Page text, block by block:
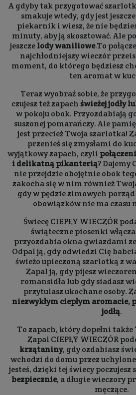
A gdyby tak przygotować
smakuje wtedy, gdy jest
piekarnik i wiesz, że nie
minuty, aby ją skosztować. Ale
jeszczelody waniliowe.To
najchłodniejszy wieczór
moment, do którego będziesz
ten aromat w
Teraz wyobraź sobie, że
czujesz też zapachświeżej jodły
w pokoju obok. Przyozdabiają
suszonej pomarańczy. Ale
jest przecież Twoja szarlotka!
przenieś się zmysłami do
wyjątkowy zapach, czyli
i delikatną pikanterią? Dajemy
nie przejdzie obojętnie obok
zakocha się w nim również
gdy w pędzie zimowych
obowiązków nie ma czasu
Świecę CIEPŁY WIECZÓR
świąteczne piosenki
przyozdabia okna gwiazdami
Odpal ją, gdy odwiedzi Cię
świeżo upieczoną szarlotką z
Zapal ją, gdy pijesz
romansidła lub gdy siadasz
przytulasz ukochane osoby.
niezwykłym ciepłym aromacie,
jodłą.
To zapach, który dopełni
Zapal CIEPŁY WIECZÓR
krzątaniny, gdy ozdabiasz
wchodzi do domu przez
jesteś, dzięki tej świecy poczujesz
bezpiecznie, a długie wieczory
męczące.